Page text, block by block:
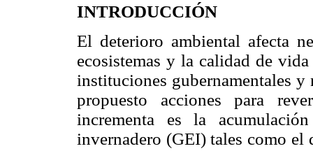
INTRODUCCIÓN
El deterioro ambiental afecta
ecosistemas y la calidad de
instituciones gubernamentales
propuesto acciones para
incrementa es la
invernadero (GEI) tales como